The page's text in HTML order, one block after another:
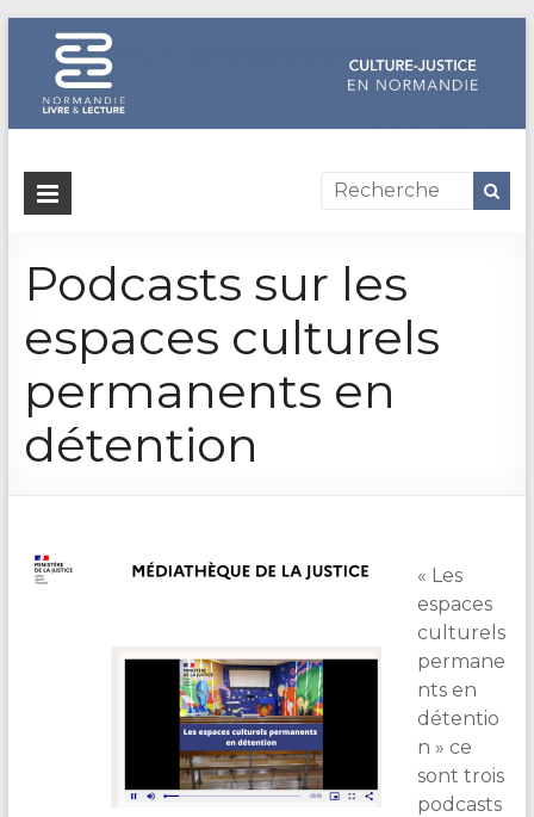
Dispositif
justice
en
Normandie
Un
site
de
Lecture
Podcasts sur les
espaces culturels
permanents en
détention
« Les
espaces
culturels
permane
nts en
détentio
n » ce
sont trois
podcasts